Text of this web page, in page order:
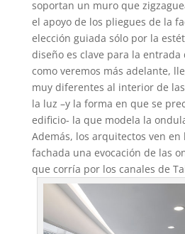
soportan un muro que
el apoyo de los pliegues de la
elección guiada sólo por la
diseño es clave para la
como veremos más adelante,
muy diferentes al interior de
la luz –y la forma en que se
edificio- la que modela la
Además, los arquitectos ven en
fachada una evocación de las
que corría por los canales de